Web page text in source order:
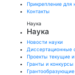
Прикрепление для
Контакты
Наука
Наука
Новости науки
Диссертационные
Проекты текущие
Гранты и конкурсы